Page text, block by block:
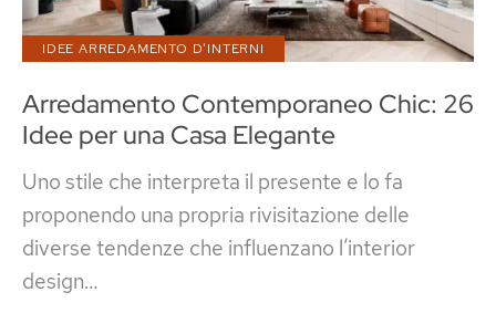
Arredamento Contemporaneo Chic: 26
Idee per una Casa Elegante
IDEE ARREDAMENTO D'INTERNI
Uno stile che interpreta il presente e lo fa
proponendo una propria rivisitazione delle
diverse tendenze che influenzano l’interior
design…